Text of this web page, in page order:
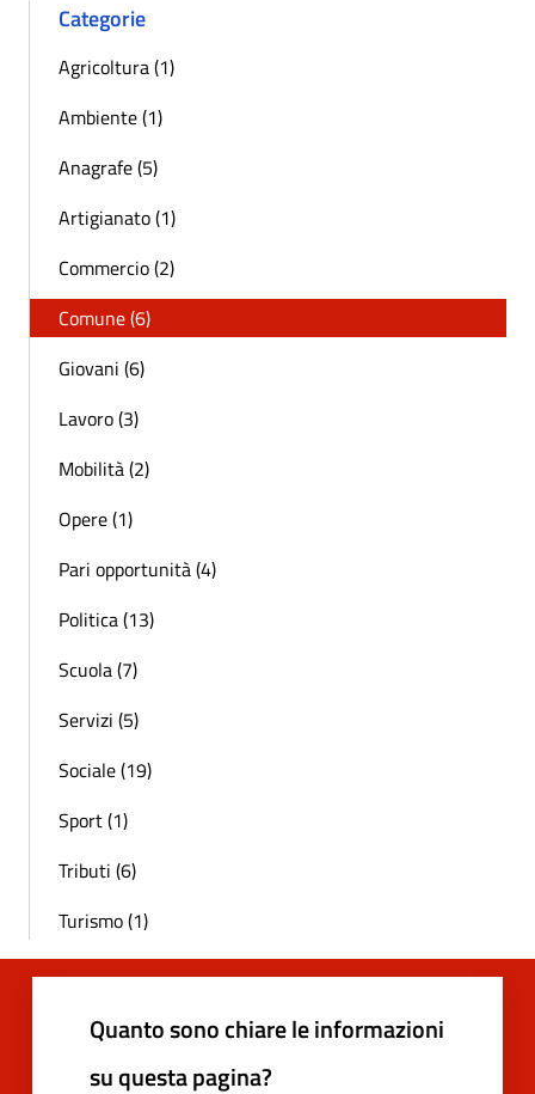
Categorie
Agricoltura (1)
Ambiente (1)
Anagrafe (5)
Artigianato (1)
Commercio (2)
Comune (6)
Giovani (6)
Lavoro (3)
Mobilità (2)
Opere (1)
Pari opportunità (4)
Politica (13)
Scuola (7)
Servizi (5)
Sociale (19)
Sport (1)
Tributi (6)
Turismo (1)
Quanto sono chiare le informazioni
su questa pagina?